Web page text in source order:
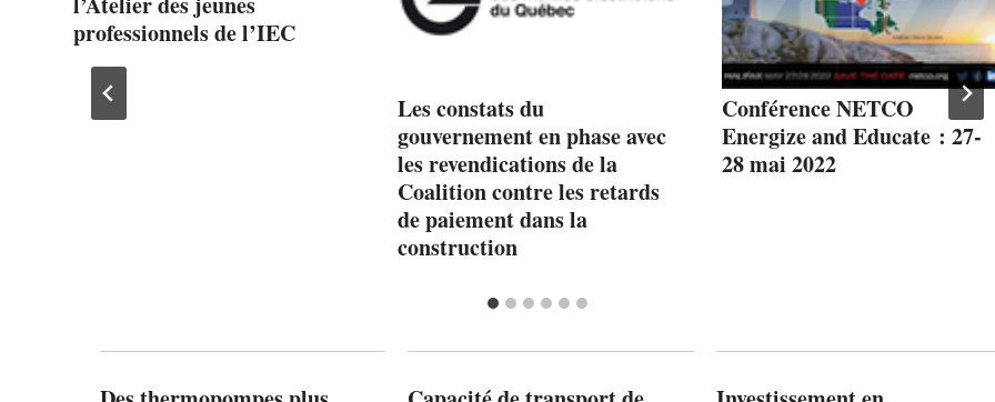
professionnels de l’IEC
Les constats du
gouvernement en phase avec
les revendications de la
Coalition contre les retards
de paiement dans la
construction
Conférence NETCO
Energize and Educate : 27-
28 mai 2022